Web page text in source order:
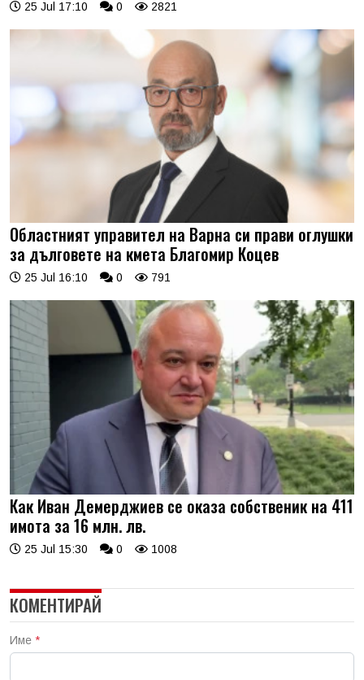
25 Jul 17:10 0 2821
Областният управител на Варна си прави оглушки
за дълговете на кмета Благомир Коцев
25 Jul 16:10 0 791
Как Иван Демерджиев се оказа собственик на 411
имота за 16 млн. лв.
25 Jul 15:30 0 1008
КОМЕНТИРАЙ
Име *